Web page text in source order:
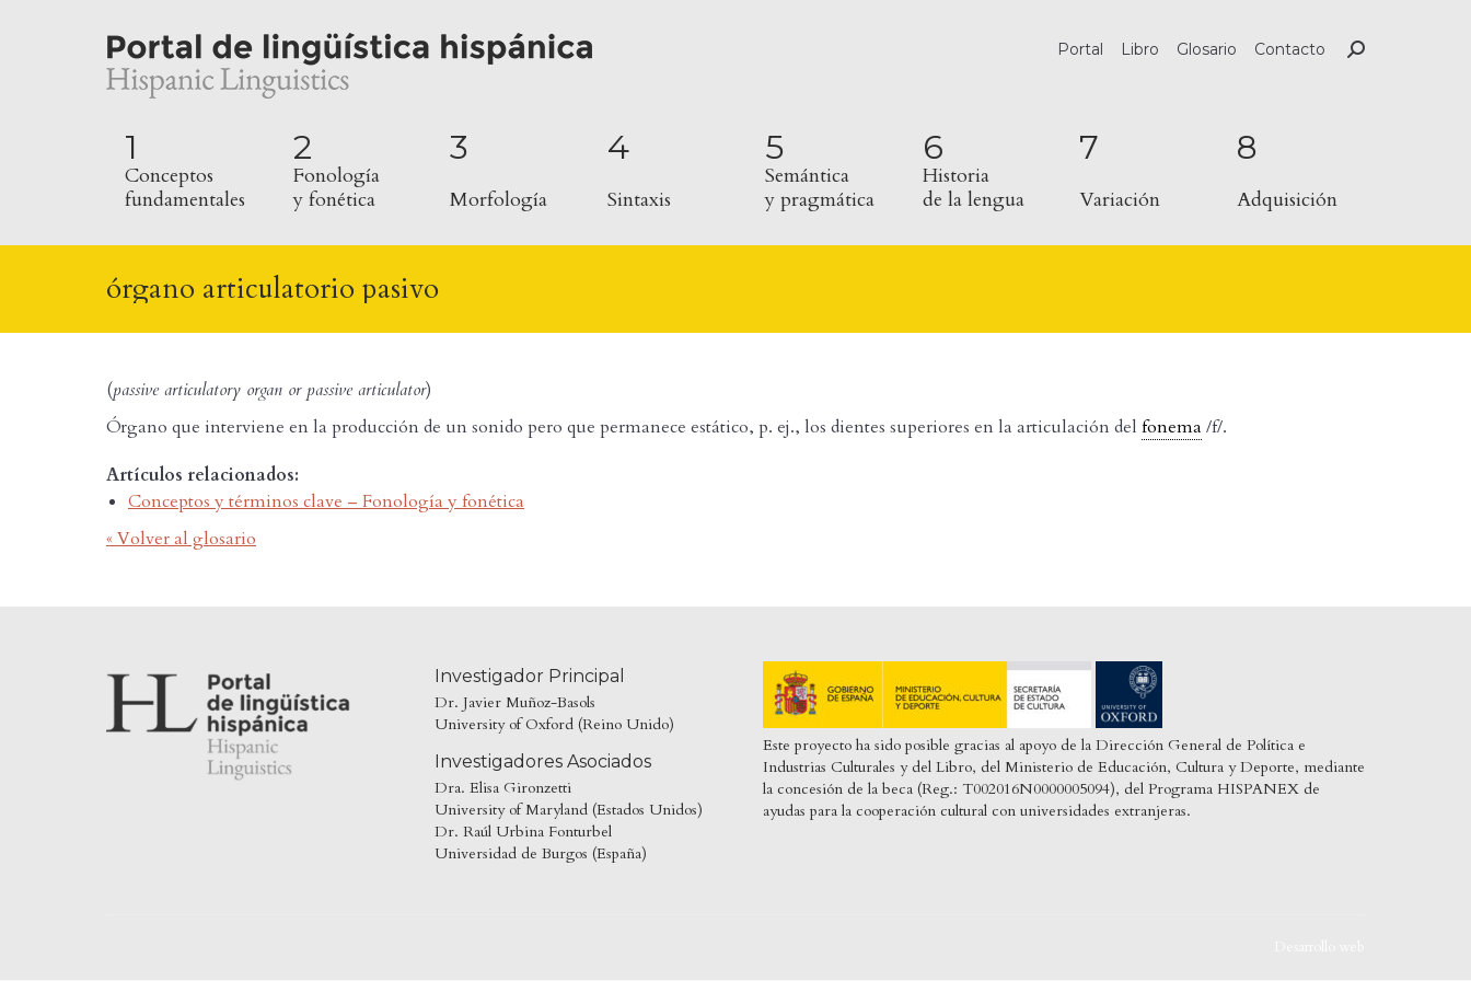
Portal Libro Glosario Contacto
1
Conceptos
fundamentales
2
Fonología
y fonética
3
Morfología
4
Sintaxis
5
Semántica
y pragmática
6
Historia
de la lengua
7
Variación
8
Adquisición
órgano articulatorio pasivo
(passive articulatory organ or passive articulator)
Órgano que interviene en la producción de un sonido pero que permanece estático, p. ej., los dientes superiores en la articulación del fonema /f/.
Artículos relacionados:
Conceptos y términos clave – Fonología y fonética
« Volver al glosario
Investigador Principal
Dr. Javier Muñoz-Basols
University of Oxford (Reino Unido)
Investigadores Asociados
Dra. Elisa Gironzetti
University of Maryland (Estados Unidos)
Dr. Raúl Urbina Fonturbel
Universidad de Burgos (España)
Este proyecto ha sido posible gracias al apoyo de la Dirección General de Política e
Industrias Culturales y del Libro, del Ministerio de Educación, Cultura y Deporte, mediante
la concesión de la beca (Reg.: T002016N0000005094), del Programa HISPANEX de
ayudas para la cooperación cultural con universidades extranjeras.